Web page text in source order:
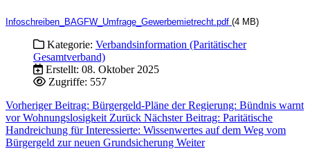
Infoschreiben_BAGFW_Umfrage_Gewerbemietrecht.pdf (4 MB)
Kategorie: Verbandsinformation (Paritätischer
Gesamtverband)
Erstellt: 08. Oktober 2025
Zugriffe: 557
Vorheriger Beitrag: Bürgergeld-Pläne der Regierung: Bündnis warnt
vor Wohnungslosigkeit Zurück Nächster Beitrag: Paritätische
Handreichung für Interessierte: Wissenwertes auf dem Weg vom
Bürgergeld zur neuen Grundsicherung Weiter